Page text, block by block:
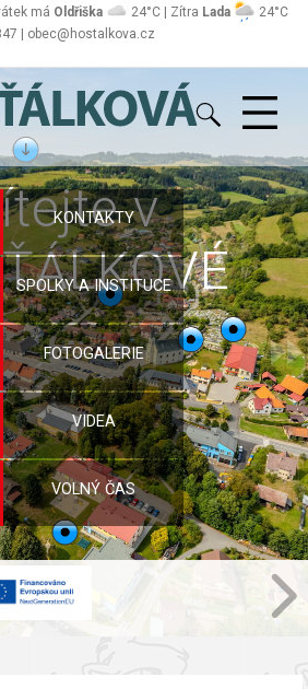
| obec@hostalkova.cz
má Oldřiška 24°C | Zítra Lada 24°C
v
KONTAKTY
SPOLKY A INSTITUCE
FOTOGALERIE
VIDEA
VOLNÝ ČAS